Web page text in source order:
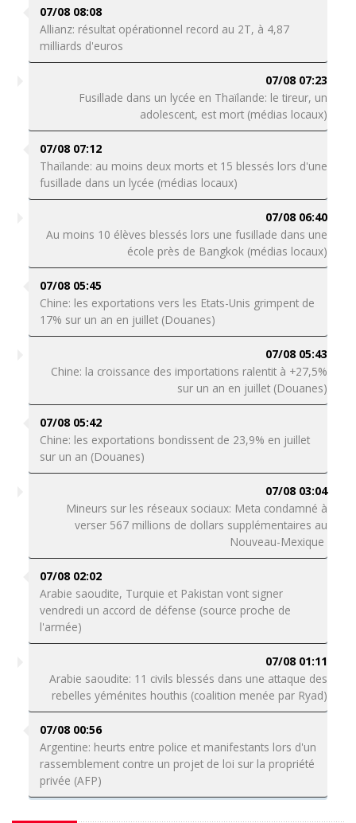
07/08 08:08
Allianz: résultat opérationnel record au 2T, à 4,87
milliards d'euros
07/08 07:23
Fusillade dans un lycée en Thaïlande: le tireur, un
adolescent, est mort (médias locaux)
07/08 07:12
Thaïlande: au moins deux morts et 15 blessés lors d'une
fusillade dans un lycée (médias locaux)
07/08 06:40
Au moins 10 élèves blessés lors une fusillade dans une
école près de Bangkok (médias locaux)
07/08 05:45
Chine: les exportations vers les Etats-Unis grimpent de
17% sur un an en juillet (Douanes)
07/08 05:43
Chine: la croissance des importations ralentit à +27,5%
sur un an en juillet (Douanes)
07/08 05:42
Chine: les exportations bondissent de 23,9% en juillet
sur un an (Douanes)
07/08 03:04
Mineurs sur les réseaux sociaux: Meta condamné à
verser 567 millions de dollars supplémentaires au
Nouveau-Mexique
07/08 02:02
Arabie saoudite, Turquie et Pakistan vont signer
vendredi un accord de défense (source proche de
l'armée)
07/08 01:11
Arabie saoudite: 11 civils blessés dans une attaque des
rebelles yéménites houthis (coalition menée par Ryad)
07/08 00:56
Argentine: heurts entre police et manifestants lors d'un
rassemblement contre un projet de loi sur la propriété
privée (AFP)